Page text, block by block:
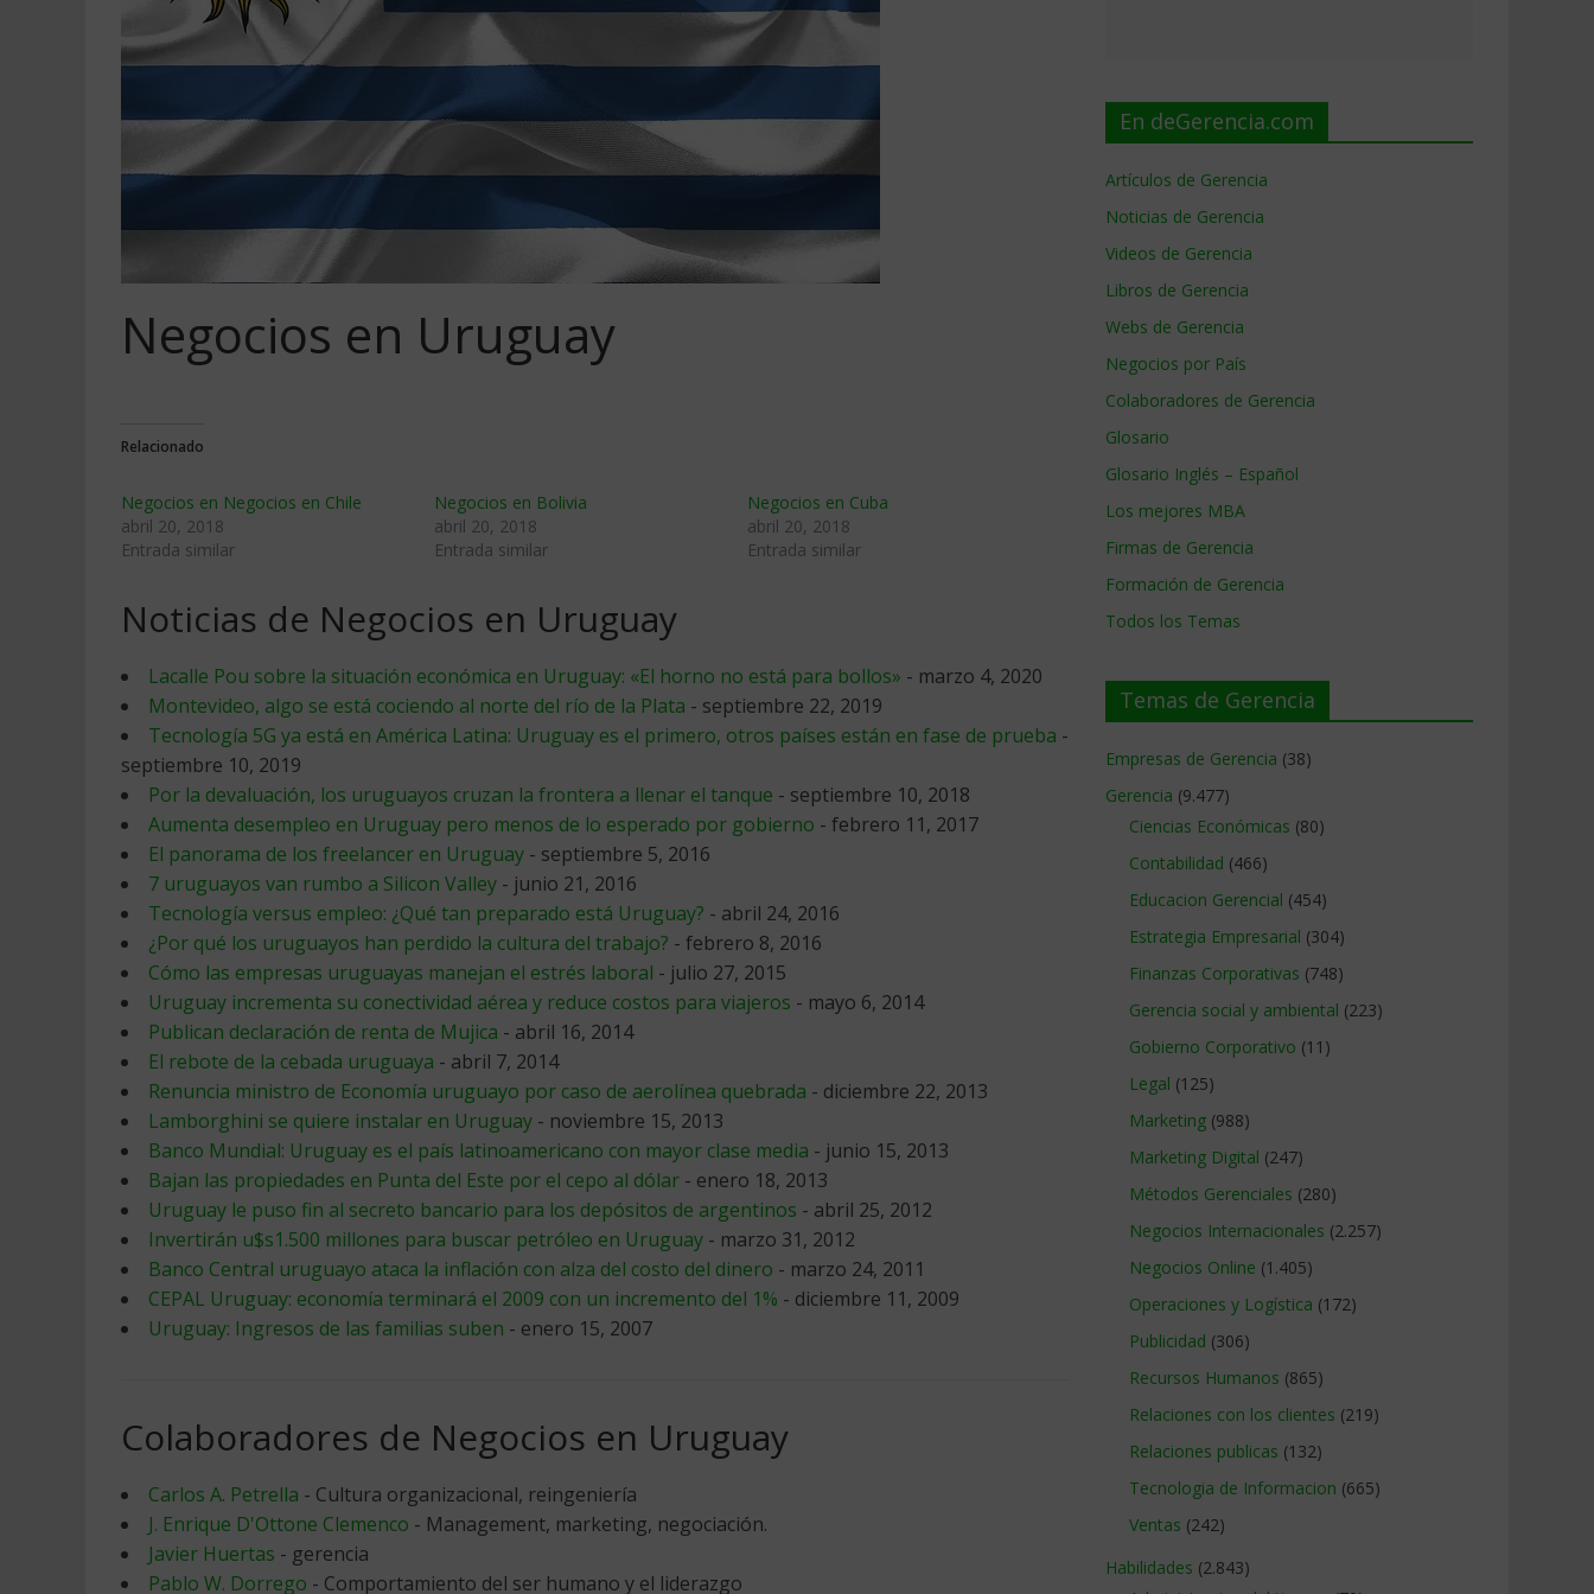
Negocios en Uruguay
Relacionado
Negocios en Negocios en Chile
abril 20, 2018
Entrada similar
Negocios en Bolivia
abril 20, 2018
Entrada similar
Negocios en Cuba
abril 20, 2018
Entrada similar
Noticias de Negocios en Uruguay
Lacalle Pou sobre la situación económica en Uruguay: «El horno no está para bollos» - marzo 4, 2020
Montevideo, algo se está cociendo al norte del río de la Plata - septiembre 22, 2019
Tecnología 5G ya está en América Latina: Uruguay es el primero, otros países están en fase de prueba -
septiembre 10, 2019
Por la devaluación, los uruguayos cruzan la frontera a llenar el tanque - septiembre 10, 2018
Aumenta desempleo en Uruguay pero menos de lo esperado por gobierno - febrero 11, 2017
El panorama de los freelancer en Uruguay - septiembre 5, 2016
7 uruguayos van rumbo a Silicon Valley - junio 21, 2016
Tecnología versus empleo: ¿Qué tan preparado está Uruguay? - abril 24, 2016
¿Por qué los uruguayos han perdido la cultura del trabajo? - febrero 8, 2016
Cómo las empresas uruguayas manejan el estrés laboral - julio 27, 2015
Uruguay incrementa su conectividad aérea y reduce costos para viajeros - mayo 6, 2014
Publican declaración de renta de Mujica - abril 16, 2014
El rebote de la cebada uruguaya - abril 7, 2014
Renuncia ministro de Economía uruguayo por caso de aerolínea quebrada - diciembre 22, 2013
Lamborghini se quiere instalar en Uruguay - noviembre 15, 2013
Banco Mundial: Uruguay es el país latinoamericano con mayor clase media - junio 15, 2013
Bajan las propiedades en Punta del Este por el cepo al dólar - enero 18, 2013
Uruguay le puso fin al secreto bancario para los depósitos de argentinos - abril 25, 2012
Invertirán u$s1.500 millones para buscar petróleo en Uruguay - marzo 31, 2012
Banco Central uruguayo ataca la inflación con alza del costo del dinero - marzo 24, 2011
CEPAL Uruguay: economía terminará el 2009 con un incremento del 1% - diciembre 11, 2009
Uruguay: Ingresos de las familias suben - enero 15, 2007
Colaboradores de Negocios en Uruguay
Carlos A. Petrella - Cultura organizacional, reingeniería
J. Enrique D'Ottone Clemenco - Management, marketing, negociación.
Javier Huertas - gerencia
Pablo W. Dorrego - Comportamiento del ser humano y el liderazgo
En deGerencia.com
Artículos de Gerencia
Noticias de Gerencia
Videos de Gerencia
Libros de Gerencia
Webs de Gerencia
Negocios por País
Colaboradores de Gerencia
Glosario
Glosario Inglés – Español
Los mejores MBA
Firmas de Gerencia
Formación de Gerencia
Todos los Temas
Temas de Gerencia
Empresas de Gerencia (38)
Gerencia (9.477)
Ciencias Económicas (80)
Contabilidad (466)
Educacion Gerencial (454)
Estrategia Empresarial (304)
Finanzas Corporativas (748)
Gerencia social y ambiental (223)
Gobierno Corporativo (11)
Legal (125)
Marketing (988)
Marketing Digital (247)
Métodos Gerenciales (280)
Negocios Internacionales (2.257)
Negocios Online (1.405)
Operaciones y Logística (172)
Publicidad (306)
Recursos Humanos (865)
Relaciones con los clientes (219)
Relaciones publicas (132)
Tecnologia de Informacion (665)
Ventas (242)
Habilidades (2.843)